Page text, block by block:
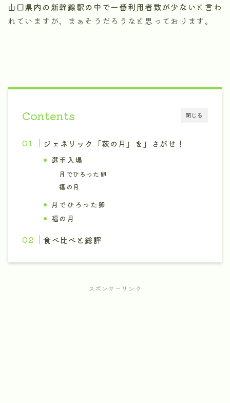
山口県内の新幹線駅の中で一番利用者数が少ない と言わ
れていますが、まぁそうだろうなと思っております。
閉じる
Contents
ジェネリック「萩の月」を」さがせ！
選手入場
月でひろった卵
福の月
月でひろった卵
福の月
食べ比べと総評
スポンサーリンク